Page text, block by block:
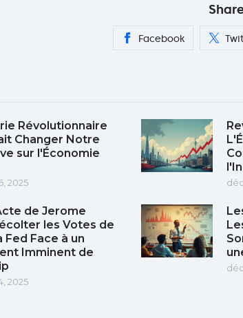
Facebook
Révolutionnaire
Changer Notre
sur l'Économie
2025
de Jerome
les Votes de
Fed Face à un
Imminent de
2025